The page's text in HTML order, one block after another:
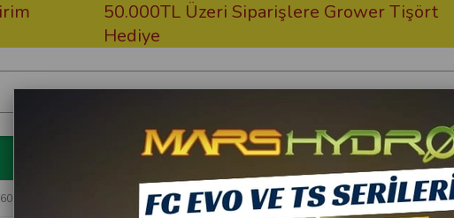
50.000TL Üzeri Siparişlere Grower Tişört
Hediye
Kargom Nerede?
600W Manyetik Kompakt Balastlı Grow Bloom Max Set